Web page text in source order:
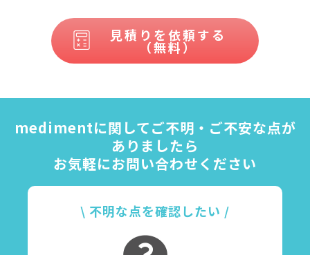
見積りを依頼する
（無料）
medimentに関してご不明・ご不安な点が
ありましたら
お気軽にお問い合わせください
\ 不明な点を確認したい /